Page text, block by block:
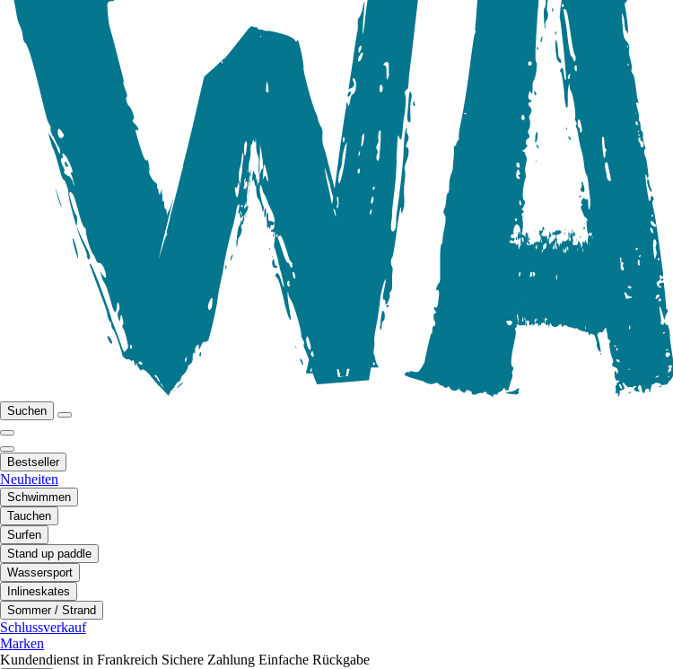
Suchen
Bestseller
Neuheiten
Schwimmen
Tauchen
Surfen
Stand up paddle
Wassersport
Inlineskates
Sommer / Strand
Schlussverkauf
Marken
Kundendienst in Frankreich Sichere Zahlung Einfache Rückgabe